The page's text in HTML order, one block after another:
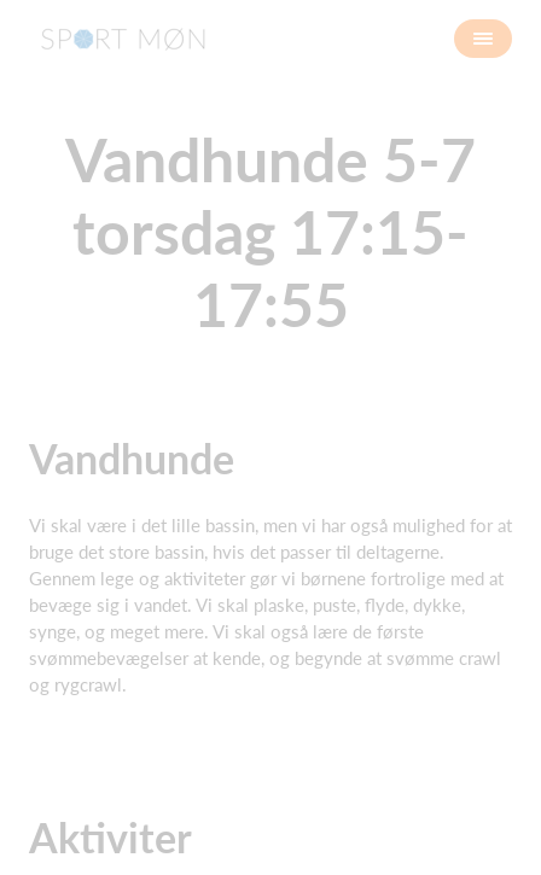
Vandhunde 5-7
torsdag 17:15-
17:55
Vandhunde
Vi skal være i det lille bassin, men vi har også mulighed for at
bruge det store bassin, hvis det passer til deltagerne.
Gennem lege og aktiviteter gør vi børnene fortrolige med at
bevæge sig i vandet. Vi skal plaske, puste, flyde, dykke,
synge, og meget mere. Vi skal også lære de første
svømmebevægelser at kende, og begynde at svømme crawl
og rygcrawl.
Aktiviter